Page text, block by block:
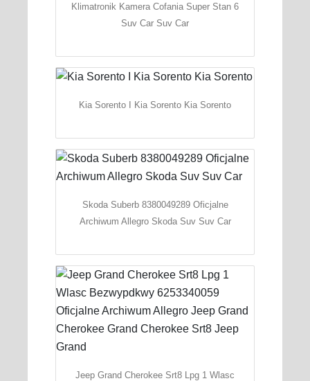
Klimatronik Kamera Cofania Super Stan 6
Suv Car Suv Car
Kia Sorento I Kia Sorento Kia Sorento
Skoda Suberb 8380049289 Oficjalne
Archiwum Allegro Skoda Suv Suv Car
Jeep Grand Cherokee Srt8 Lpg 1 Wlasc